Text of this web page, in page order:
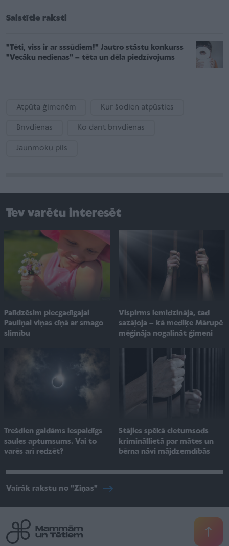
Saistītie raksti
"Tēti, viss ir ar sssūdiem!" Jautro stāstu konkurss
"Vecāku nedienas" – tēta un dēla piedzīvojums
Atpūta ģimenēm Kur šodien atpūsties
Brīvdienas Ko darīt brīvdienās
Jaunmoku pils
Tev varētu interesēt
Palīdzēsim piecgadīgajai
Pauliņai viņas cīņā ar smago
slimību
Vispirms iemidzināja, tad
sazāļoja – kā mediķe Mārupē
mēģināja nogalināt ģimeni
Trešdien gaidāms iespaidīgs
saules aptumsums. Vai to
varēs arī redzēt?
Stājies spēkā cietumsods
krimināllietā par mātes un
bērna nāvi mājdzemdībās
Vairāk rakstu no "Ziņas"